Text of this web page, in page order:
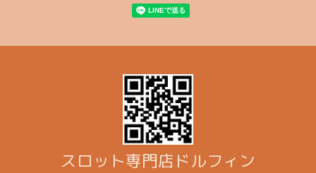
スロット専門店ドルフィン